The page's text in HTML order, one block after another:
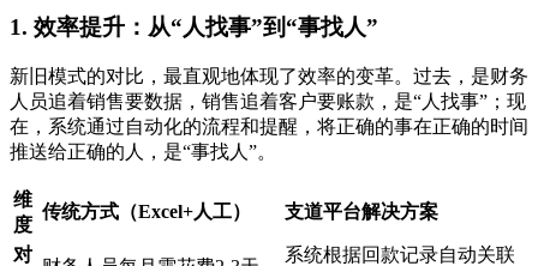
1. 效率提升：从“人找事”到“事找人”
新旧模式的对比，最直观地体现了效率的变革。过去，是财务
人员追着销售要数据，销售追着客户要账款，是“人找事”；现
在，系统通过自动化的流程和提醒，将正确的事在正确的时间
推送给正确的人，是“事找人”。
维
度
传统方式（Excel+人工） 支道平台解决方案
对 系统根据回款记录自动关联